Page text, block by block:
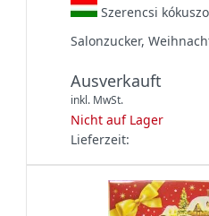
Szerencsi
Salonzucker,
Ausverkauft
inkl. MwSt.
Nicht auf Lager
Lieferzeit: